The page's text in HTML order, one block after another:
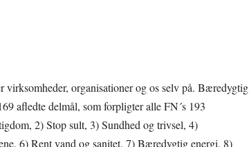
organisationer og os selv på. Bæredygtig
afledte delmål, som forpligter alle FN´s 193
2) Stop sult, 3) Sundhed og trivsel, 4)
6) Rent vand og sanitet, 7) Bæredygtig energi, 8)